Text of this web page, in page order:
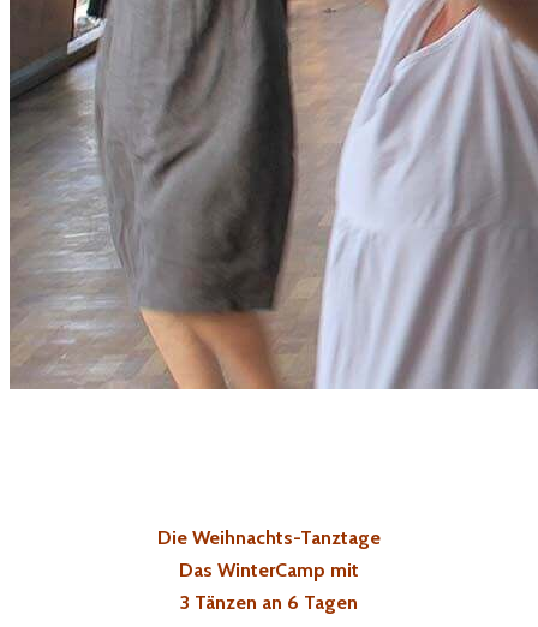
Die Weihnachts-Tanztage
Das WinterCamp mit
3 Tänzen an 6 Tagen